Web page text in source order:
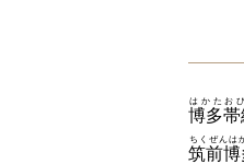
博多帯
はかたお
筑前博
ちくぜんは